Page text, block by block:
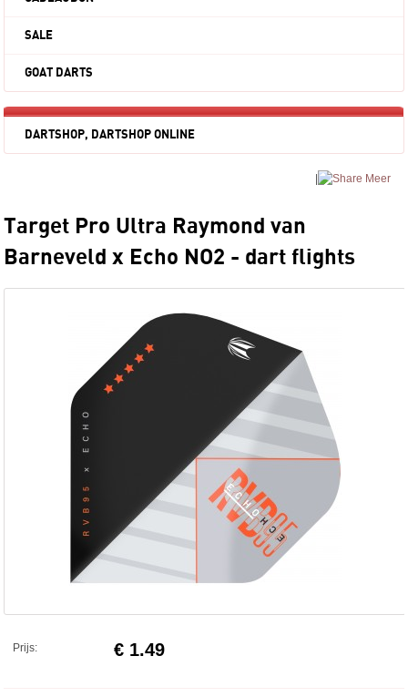
SALE
GOAT DARTS
DARTSHOP, DARTSHOP ONLINE
| Meer
Target Pro Ultra Raymond van
Barneveld x Echo NO2 - dart flights
Prijs: € 1.49